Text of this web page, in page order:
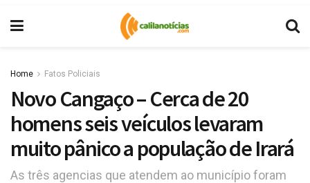
Home Fatos Policiais
Novo Cangaço – Cerca de 20
homens seis veículos levaram
muito pânico a população de Irará
As três agencias que atendem ao município foram